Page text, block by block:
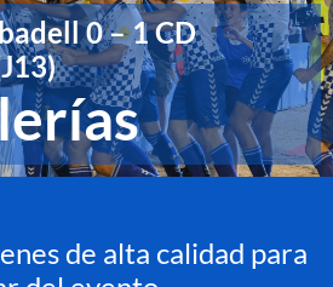
0 – 1 CD
de alta calidad para